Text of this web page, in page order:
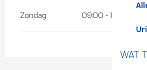
WAT
Zondag 09:00 - 18:00